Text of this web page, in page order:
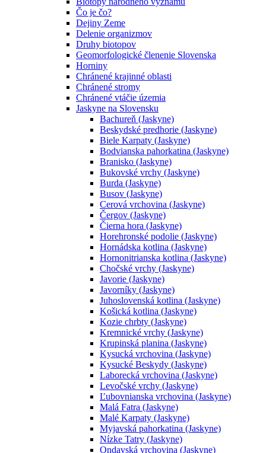
Čo je čo?
Dejiny Zeme
Delenie organizmov
Druhy biotopov
Geomorfologické členenie Slovenska
Horniny
Chránené krajinné oblasti
Chránené stromy
Chránené vtáčie územia
Jaskyne na Slovensku
Bachureň (Jaskyne)
Beskydské predhorie (Jaskyne)
Biele Karpaty (Jaskyne)
Bodvianska pahorkatina (Jaskyne)
Branisko (Jaskyne)
Bukovské vrchy (Jaskyne)
Burda (Jaskyne)
Busov (Jaskyne)
Cerová vrchovina (Jaskyne)
Čergov (Jaskyne)
Čierna hora (Jaskyne)
Horehronské podolie (Jaskyne)
Hornádska kotlina (Jaskyne)
Hornonitrianska kotlina (Jaskyne)
Chočské vrchy (Jaskyne)
Javorie (Jaskyne)
Javorníky (Jaskyne)
Juhoslovenská kotlina (Jaskyne)
Košická kotlina (Jaskyne)
Kozie chrbty (Jaskyne)
Kremnické vrchy (Jaskyne)
Krupinská planina (Jaskyne)
Kysucká vrchovina (Jaskyne)
Kysucké Beskydy (Jaskyne)
Laborecká vrchovina (Jaskyne)
Levočské vrchy (Jaskyne)
Ľubovnianska vrchovina (Jaskyne)
Malá Fatra (Jaskyne)
Malé Karpaty (Jaskyne)
Myjavská pahorkatina (Jaskyne)
Nízke Tatry (Jaskyne)
Ondavská vrchovina (Jaskyne)